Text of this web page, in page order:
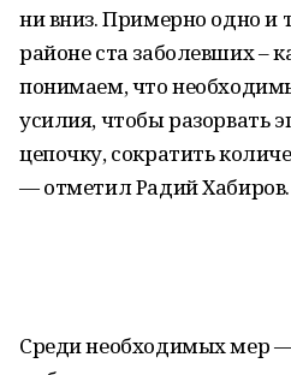
ни вниз. Примерно одно и
районе ста заболевших –
понимаем, что
усилия, чтобы разорвать
цепочку, сократить
— отметил Радий Хабиров.
Среди необходимых мер